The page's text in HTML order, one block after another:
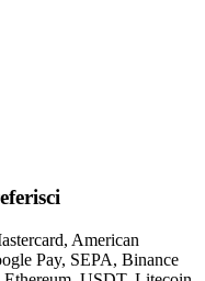
American
Pay, SEPA, Binance